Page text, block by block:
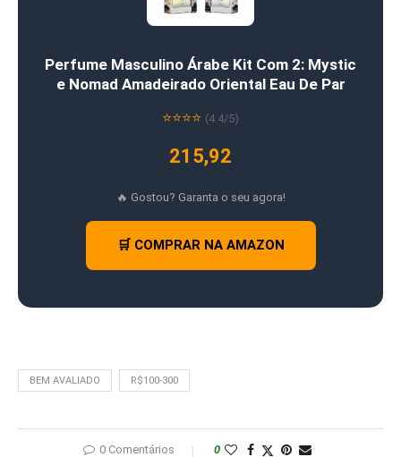
Perfume Masculino Árabe Kit Com 2: Mystic
e Nomad Amadeirado Oriental Eau De Par
⭐⭐⭐⭐ (4.4/5)
215,92
🔥 Gostou? Garanta o seu agora!
🛒 COMPRAR NA AMAZON
BEM AVALIADO R$100-300
0 Comentários 0